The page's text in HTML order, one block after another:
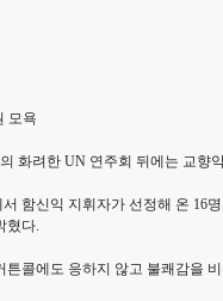
모욕
화려한 UN 연주회 뒤에는 교향
함신익 지휘자가 선정해 온
혔다.
콜에도 응하지 않고 불쾌감을